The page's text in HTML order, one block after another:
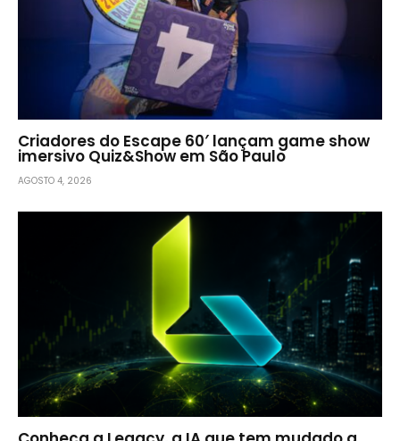
Criadores do Escape 60′ lançam game show
imersivo Quiz&Show em São Paulo
AGOSTO 4, 2026